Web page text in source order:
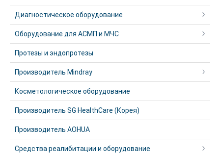
Диагностическое оборудование
Оборудование для АСМП и МЧС
Протезы и эндопротезы
Производитель Mindray
Косметологическое оборудование
Производитель SG HealthCare (Корея)
Производитель AOHUA
Средства реалибитации и оборудование